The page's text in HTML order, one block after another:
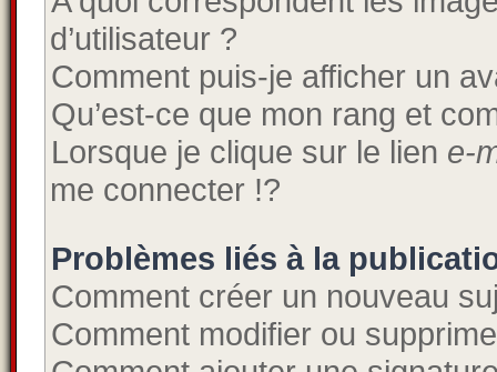
d’utilisateur ?
Comment puis-je afficher un
Qu’est-ce que mon rang et
Lorsque je clique sur le lien e-
me connecter !?
Problèmes liés à la
Comment créer un nouveau
Comment modifier ou